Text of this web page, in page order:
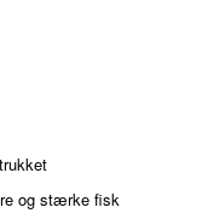
og stærke fisk